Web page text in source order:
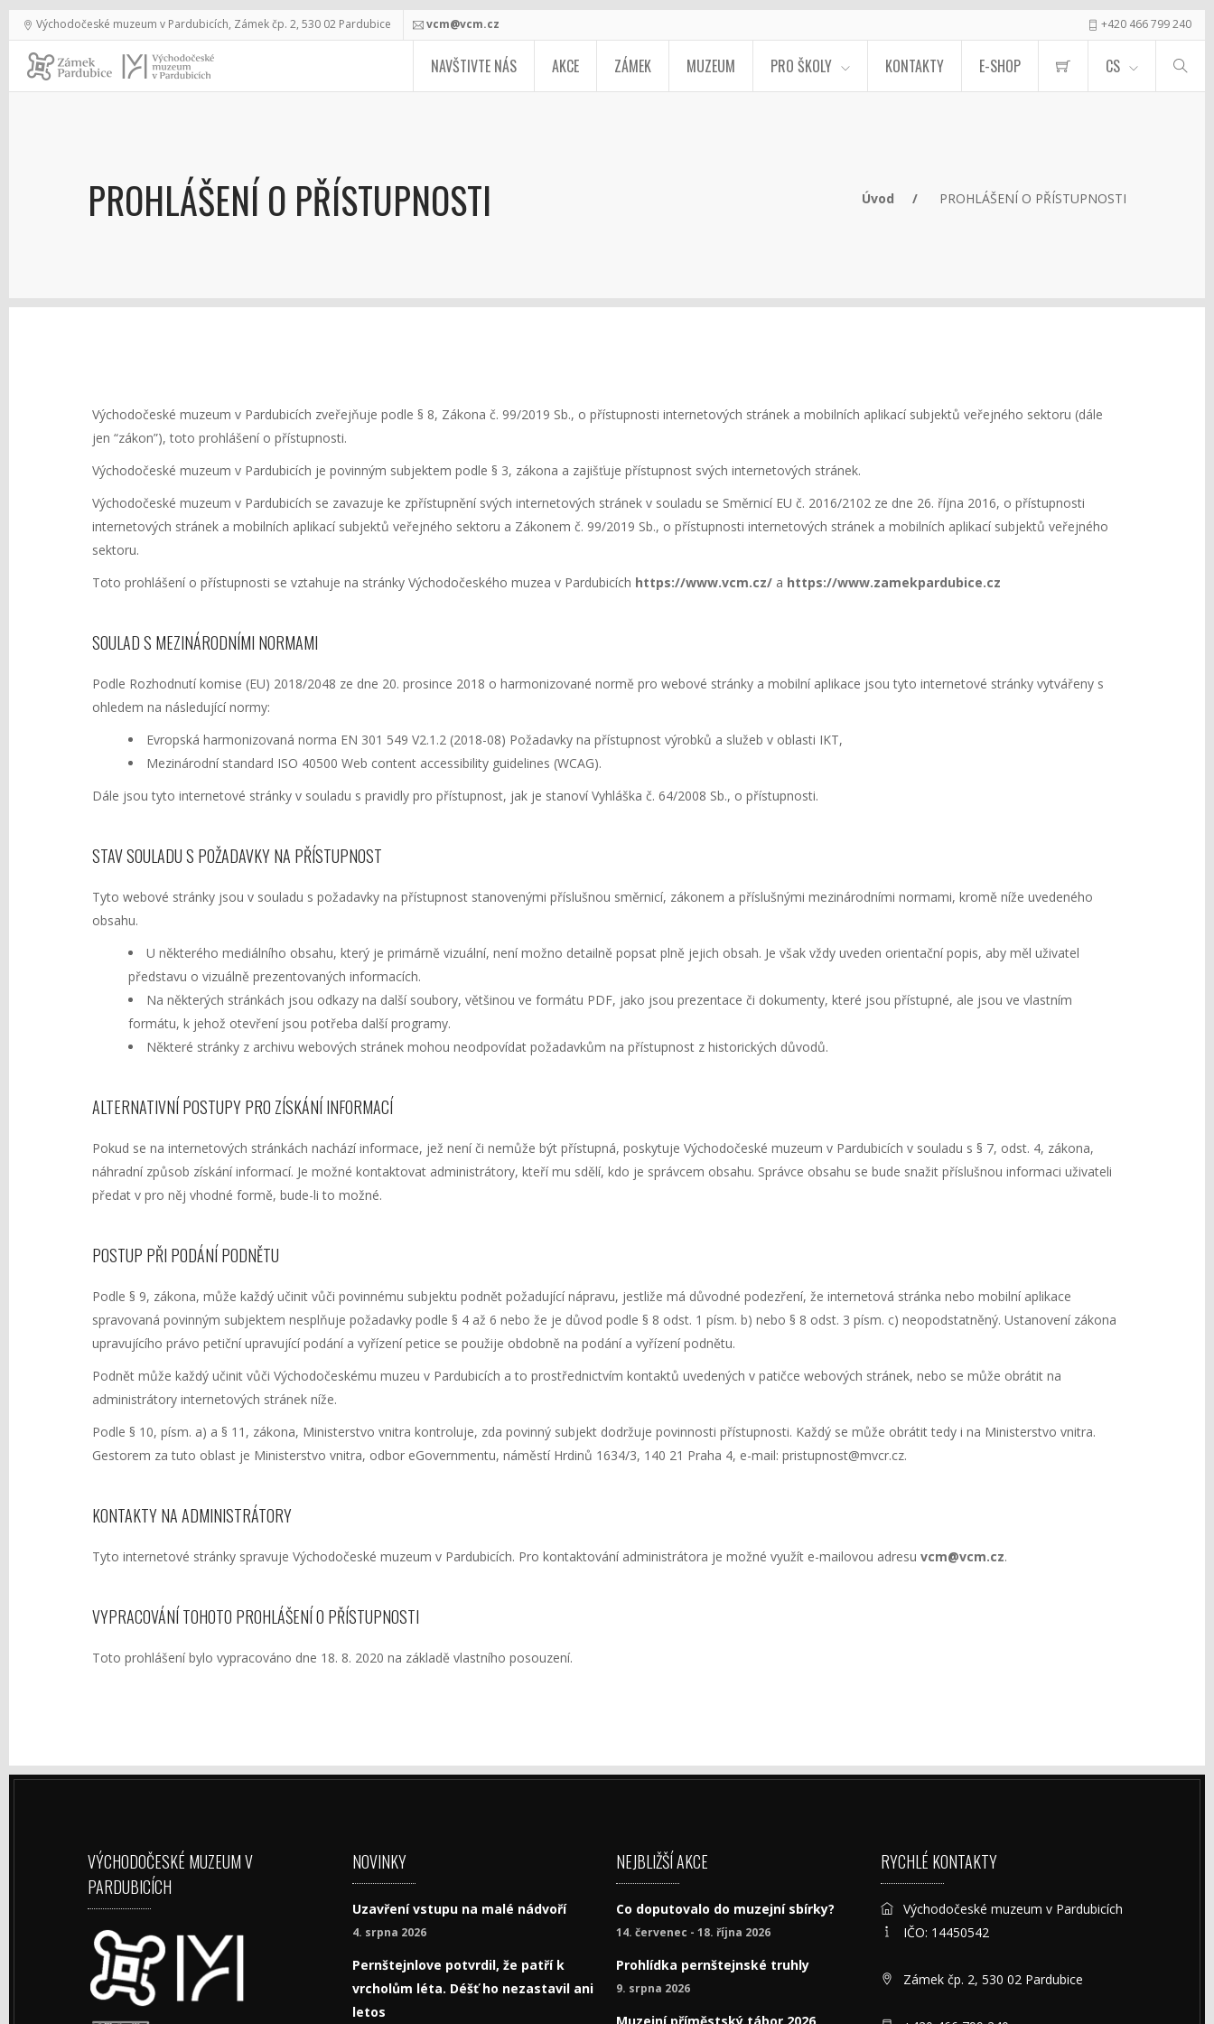
Východočeské muzeum v Pardubicích, Zámek čp. 2, 530 02 Pardubice vcm@vcm.cz +420 466 799 240
NAVŠTIVTE NÁS AKCE ZÁMEK MUZEUM PRO ŠKOLY KONTAKTY E-SHOP CS
PROHLÁŠENÍ O PŘÍSTUPNOSTI Úvod PROHLÁŠENÍ O PŘÍSTUPNOSTI
Východočeské muzeum v Pardubicích zveřejňuje podle § 8, Zákona č. 99/2019 Sb., o přístupnosti internetových stránek a mobilních aplikací subjektů veřejného sektoru (dále
jen “zákon”), toto prohlášení o přístupnosti.
Východočeské muzeum v Pardubicích je povinným subjektem podle § 3, zákona a zajišťuje přístupnost svých internetových stránek.
Východočeské muzeum v Pardubicích se zavazuje ke zpřístupnění svých internetových stránek v souladu se Směrnicí EU č. 2016/2102 ze dne 26. října 2016, o přístupnosti
internetových stránek a mobilních aplikací subjektů veřejného sektoru a Zákonem č. 99/2019 Sb., o přístupnosti internetových stránek a mobilních aplikací subjektů veřejného
sektoru.
Toto prohlášení o přístupnosti se vztahuje na stránky Východočeského muzea v Pardubicích https://www.vcm.cz/ a https://www.zamekpardubice.cz
SOULAD S MEZINÁRODNÍMI NORMAMI
Podle Rozhodnutí komise (EU) 2018/2048 ze dne 20. prosince 2018 o harmonizované normě pro webové stránky a mobilní aplikace jsou tyto internetové stránky vytvářeny s
ohledem na následující normy:
Evropská harmonizovaná norma EN 301 549 V2.1.2 (2018-08) Požadavky na přístupnost výrobků a služeb v oblasti IKT,
Mezinárodní standard ISO 40500 Web content accessibility guidelines (WCAG).
Dále jsou tyto internetové stránky v souladu s pravidly pro přístupnost, jak je stanoví Vyhláška č. 64/2008 Sb., o přístupnosti.
STAV SOULADU S POŽADAVKY NA PŘÍSTUPNOST
Tyto webové stránky jsou v souladu s požadavky na přístupnost stanovenými příslušnou směrnicí, zákonem a příslušnými mezinárodními normami, kromě níže uvedeného
obsahu.
U některého mediálního obsahu, který je primárně vizuální, není možno detailně popsat plně jejich obsah. Je však vždy uveden orientační popis, aby měl uživatel
představu o vizuálně prezentovaných informacích.
Na některých stránkách jsou odkazy na další soubory, většinou ve formátu PDF, jako jsou prezentace či dokumenty, které jsou přístupné, ale jsou ve vlastním
formátu, k jehož otevření jsou potřeba další programy.
Některé stránky z archivu webových stránek mohou neodpovídat požadavkům na přístupnost z historických důvodů.
ALTERNATIVNÍ POSTUPY PRO ZÍSKÁNÍ INFORMACÍ
Pokud se na internetových stránkách nachází informace, jež není či nemůže být přístupná, poskytuje Východočeské muzeum v Pardubicích v souladu s § 7, odst. 4, zákona,
náhradní způsob získání informací. Je možné kontaktovat administrátory, kteří mu sdělí, kdo je správcem obsahu. Správce obsahu se bude snažit příslušnou informaci uživateli
předat v pro něj vhodné formě, bude-li to možné.
POSTUP PŘI PODÁNÍ PODNĚTU
Podle § 9, zákona, může každý učinit vůči povinnému subjektu podnět požadující nápravu, jestliže má důvodné podezření, že internetová stránka nebo mobilní aplikace
spravovaná povinným subjektem nesplňuje požadavky podle § 4 až 6 nebo že je důvod podle § 8 odst. 1 písm. b) nebo § 8 odst. 3 písm. c) neopodstatněný. Ustanovení zákona
upravujícího právo petiční upravující podání a vyřízení petice se použije obdobně na podání a vyřízení podnětu.
Podnět může každý učinit vůči Východočeskému muzeu v Pardubicích a to prostřednictvím kontaktů uvedených v patičce webových stránek, nebo se může obrátit na
administrátory internetových stránek níže.
Podle § 10, písm. a) a § 11, zákona, Ministerstvo vnitra kontroluje, zda povinný subjekt dodržuje povinnosti přístupnosti. Každý se může obrátit tedy i na Ministerstvo vnitra.
Gestorem za tuto oblast je Ministerstvo vnitra, odbor eGovernmentu, náměstí Hrdinů 1634/3, 140 21 Praha 4, e-mail: pristupnost@mvcr.cz.
KONTAKTY NA ADMINISTRÁTORY
Tyto internetové stránky spravuje Východočeské muzeum v Pardubicích. Pro kontaktování administrátora je možné využít e-mailovou adresu vcm@vcm.cz.
VYPRACOVÁNÍ TOHOTO PROHLÁŠENÍ O PŘÍSTUPNOSTI
Toto prohlášení bylo vypracováno dne 18. 8. 2020 na základě vlastního posouzení.
VÝCHODOČESKÉ MUZEUM V
PARDUBICÍCH
NOVINKY
Uzavření vstupu na malé nádvoří
4. srpna 2026
Pernštejnlove potvrdil, že patří k
vrcholům léta. Déšť ho nezastavil ani
letos
NEJBLIŽŠÍ AKCE
Co doputovalo do muzejní sbírky?
14. červenec - 18. října 2026
Prohlídka pernštejnské truhly
9. srpna 2026
RYCHLÉ KONTAKTY
Východočeské muzeum v Pardubicích
IČO: 14450542
Zámek čp. 2, 530 02 Pardubice